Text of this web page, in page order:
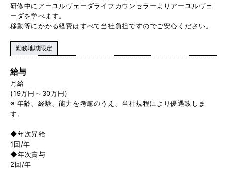
研修中にアーユルヴェーダライフカウンセラーよりアーユルヴェ
ーダを学べます。
移動等にかかる経費はすべて当社負担ですのでご安心ください。
勤務地域限定
給与
月給
(19万円～30万円)
※ 年齢、経験、能力を考慮のうえ、当社規程により優遇致しま
す。
◆年次昇給
1回/年
◆年次賞与
2回/年